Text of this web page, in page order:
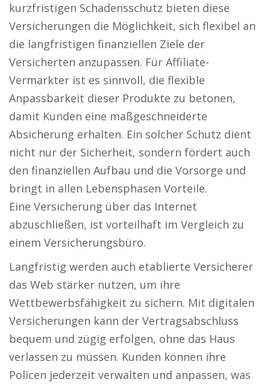
kurzfristigen Schadensschutz bieten diese
Versicherungen die Möglichkeit, sich flexibel an
die langfristigen finanziellen Ziele der
Versicherten anzupassen. Für Affiliate-
Vermarkter ist es sinnvoll, die flexible
Anpassbarkeit dieser Produkte zu betonen,
damit Kunden eine maßgeschneiderte
Absicherung erhalten. Ein solcher Schutz dient
nicht nur der Sicherheit, sondern fördert auch
den finanziellen Aufbau und die Vorsorge und
bringt in allen Lebensphasen Vorteile.
Eine Versicherung über das Internet
abzuschließen, ist vorteilhaft im Vergleich zu
einem Versicherungsbüro.
Langfristig werden auch etablierte Versicherer
das Web stärker nutzen, um ihre
Wettbewerbsfähigkeit zu sichern. Mit digitalen
Versicherungen kann der Vertragsabschluss
bequem und zügig erfolgen, ohne das Haus
verlassen zu müssen. Kunden können ihre
Policen jederzeit verwalten und anpassen, was